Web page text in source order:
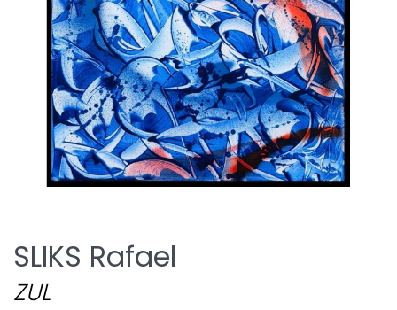
SLIKS Rafael
ZUL